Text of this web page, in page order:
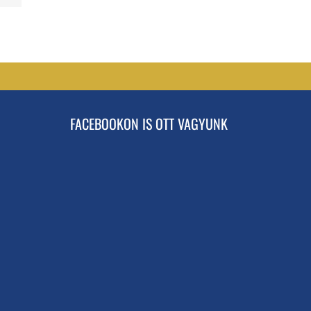
FACEBOOKON IS OTT VAGYUNK